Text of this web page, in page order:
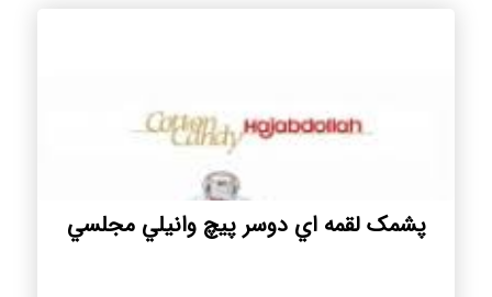
پشمک لقمه اي دوسر پيچ وانيلي مجلسي